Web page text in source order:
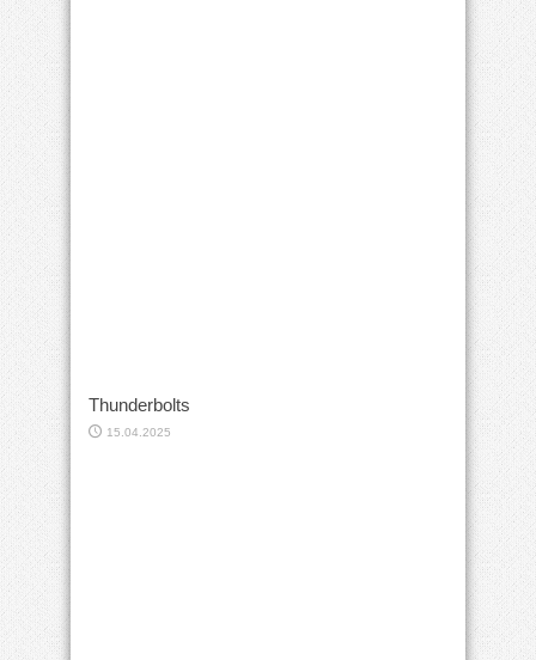
Thunderbolts
15.04.2025